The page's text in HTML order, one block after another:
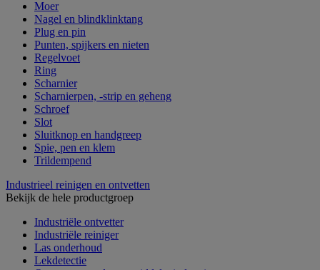
Moer
Nagel en blindklinktang
Plug en pin
Punten, spijkers en nieten
Regelvoet
Ring
Scharnier
Scharnierpen, -strip en geheng
Schroef
Slot
Sluitknop en handgreep
Spie, pen en klem
Trildempend
Industrieel reinigen en ontvetten
Bekijk de hele productgroep
Industriële ontvetter
Industriële reiniger
Las onderhoud
Lekdetectie